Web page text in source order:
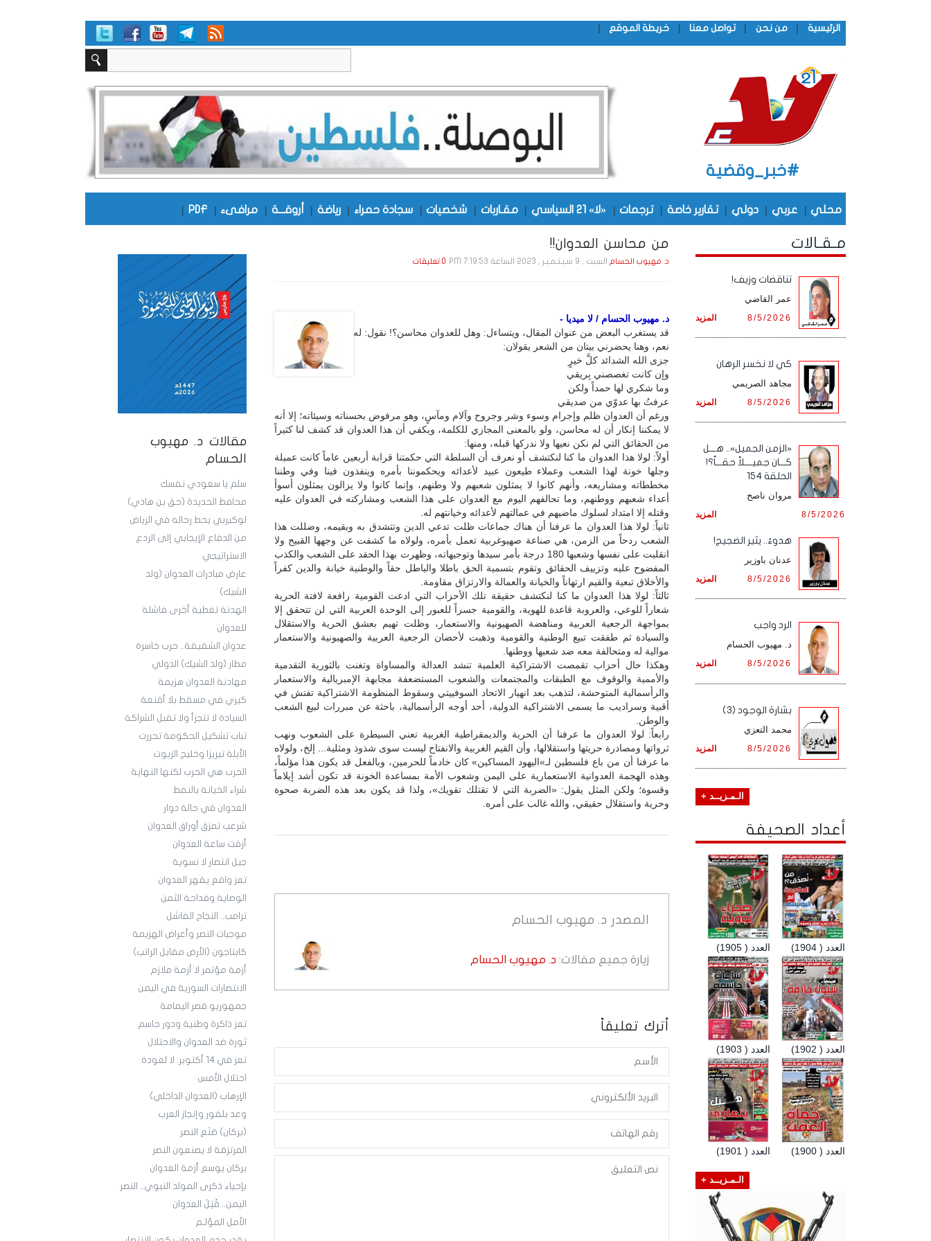
الرئيسية | من نحن | تواصل معنا | خريطة الموقع |
#خبر_وقضية
محلي | عربي | دولي | تقارير خاصة | ترجمات | «لا» 21 السياسي | مقـاربات | شخصيات | سجادة حمراء | رياضة | أروقـــة | مرافىء |
PDF
|
مقالات د. مهيوب
الحسام
سلم يا سعودي نفسك
محافظ الحديدة (حق بن هادي)
لوكيربي يحط رحاله في الرياض
من الدفاع الإيجابي إلى الردع
الاستراتيجي
عارض مبادرات العدوان (ولد
الشيك)
الهدنة تغطية أخرى فاشلة
للعدوان
عدوان الشقيقة.. حرب خاسرة
مطار (ولد الشيك) الدولي
مهادنة العدوان هزيمة
كيري في مسقط بلا أقنعة
السيادة لا تتجزأ ولا تقبل الشراكة
تباب تشكيل الحكومة تحررت
الأبلة تيريزا وخليج الزيوت
الحرب هي الحرب لكنها النهاية
شراء الخيانة بالنفط
العدوان في حالة دوار
شرعب تمزق أوراق العدوان
أزفت ساعة العدوان
جيل انتصار لا تسوية
تعز واقع يقهر العدوان
الوصاية وفداحة الثمن
ترامب.. النجاح الفاشل
موجبات النصر وأعراض الهزيمة
كابتاجون (الأرض مقابل الراتب)
أزمة مؤتمر لا أزمة ملازم
الانتصارات السورية في اليمن
جمهوريو قصر اليمامة
تعز ذاكرة وطنية ودور حاسم
ثورة ضد العدوان والاحتلال
تعز في 14 أكتوبر: لا لعودة
احتلال الأمس
الإرهاب (العدوان الداخلي)
وعد بلفور وإنجاز العرب
(بركان) صَنَع النصر
المرتزقة لا يصنعون النصر
بركان يوسع أزمة العدوان
بإحياء ذكرى المولد النبوي.. النصر
اليمن.. قُتِلَ العدوان
الأمل المؤلـم
من محاسن العدوان!!
د. مهيوب الحسام السبت , 9 سـبـتـمـبـر , 2023 الساعة 7:19:53 PM 0 تعليقات
د. مهيوب الحسام / لا ميديا -
قد يستغرب البعض من عنوان المقال، ويتساءل: وهل للعدوان محاسن؟! نقول: له
نعم، وهنا يحضرني بيتان من الشعر يقولان:
جزى الله الشدائد كلَّ خيرٍ
وإن كانت تغصصني بِريقي
وما شكري لها حمداً ولكن
عرفتُ بها عدوّي من صديقي
ورغم أن العدوان ظلم وإجرام وسوء وشر وجروح وآلام ومآسٍ، وهو مرفوض بحسناته وسيئاته؛ إلا أنه
لا يمكننا إنكار أن له محاسن، ولو بالمعنى المجازي للكلمة، ويكفي أن هذا العدوان قد كشف لنا كثيراً
من الحقائق التي لم نكن نعيها ولا ندركها قبله، ومنها:
أولاً: لولا هذا العدوان ما كنا لنكتشف أو نعرف أن السلطة التي حكمتنا قرابة أربعين عاماً كانت عميلة
وجلها خونة لهذا الشعب وعملاء طيعون عبيد لأعدائه ويحكموننا بأمره وينفذون فينا وفي وطننا
مخططاته ومشاريعه، وأنهم كانوا لا يمثلون شعبهم ولا وطنهم، وإنما كانوا ولا يزالون يمثلون أسوأ
أعداء شعبهم ووطنهم، وما تحالفهم اليوم مع العدوان على هذا الشعب ومشاركته في العدوان عليه
وقتله إلا امتداد لسلوك ماضيهم في عمالتهم لأعدائه وخيانتهم له.
ثانياً: لولا هذا العدوان ما عرفنا أن هناك جماعات ظلت تدعي الدين وتتشدق به وبقيمه، وضللت هذا
الشعب ردحاً من الزمن، هي صناعة صهيوغربية تعمل بأمره، ولولاه ما كشفت عن وجهها القبيح ولا
انقلبت على نفسها وشعبها 180 درجة بأمر سيدها وتوجيهاته، وظهرت بهذا الحقد على الشعب والكذب
المفضوح عليه وتزييف الحقائق وتقوم بتسمية الحق باطلا والباطل حقاً والوطنية خيانة والدين كفراً
والأخلاق تبعية والقيم ارتهاناً والخيانة والعمالة والارتزاق مقاومة.
ثالثاً: لولا هذا العدوان ما كنا لنكتشف حقيقة تلك الأحزاب التي ادعت القومية رافعة لافتة الحرية
شعاراً للوعي، والعروبة قاعدة للهوية، والقومية جسراً للعبور إلى الوحدة العربية التي لن تتحقق إلا
بمواجهة الرجعية العربية ومناهضة الصهيونية والاستعمار، وظلت تهيم بعشق الحرية والاستقلال
والسيادة ثم طفقت تبيع الوطنية والقومية وذهبت لأحضان الرجعية العربية والصهيونية والاستعمار
موالية له ومتحالفة معه ضد شعبها ووطنها.
وهكذا حال أحزاب تقمصت الاشتراكية العلمية تنشد العدالة والمساواة وتغنت بالثورية التقدمية
والأممية والوقوف مع الطبقات والمجتمعات والشعوب المستضعفة مجابهة الإمبريالية والاستعمار
والرأسمالية المتوحشة، لتذهب بعد انهيار الاتحاد السوفييتي وسقوط المنظومة الاشتراكية تفتش في
أقبية وسراديب ما يسمى الاشتراكية الدولية، أحد أوجه الرأسمالية، باحثة عن مبررات لبيع الشعب
والوطن.
رابعاً: لولا العدوان ما عرفنا أن الحرية والديمقراطية الغربية تعني السيطرة على الشعوب ونهب
ثرواتها ومصادرة حريتها واستقلالها، وأن القيم الغربية والانفتاح ليست سوى شذوذ ومثلية... إلخ، ولولاه
ما عرفنا أن من باع فلسطين لـ»اليهود المساكين» كان خادماً للحرمين، وبالفعل قد يكون هذا مؤلماً،
وهذه الهجمة العدوانية الاستعمارية على اليمن وشعوب الأمة بمساعدة الخونة قد تكون أشد إيلاماً
وقسوة؛ ولكن المثل يقول: «الضربة التي لا تقتلك تقويك»، ولذا قد يكون بعد هذه الضربة صحوة
وحرية واستقلال حقيقي، والله غالب على أمره.
المصدر د. مهيوب الحسام
زيارة جميع مقالات: د. مهيوب الحسام
أترك تعليقاً
مـقـالات
تناقضات وزيف!
عمر القاضي
المزيد 8/5/2026
كي لا نخسر الرهان
مجاهد الصريمي
المزيد 8/5/2026
«الزمن الجميل».. هـــل
كـــان جميــــلاً حقـــاً؟!
الحلقة 154
مروان ناصح
المزيد 8/5/2026
هدوءٌ.. يثير الضجيج!
عدنان باوزير
المزيد 8/5/2026
الرد واجب
د. مهيوب الحسام
المزيد 8/5/2026
بشارة الوجود (3)
محمد التعزي
المزيد 8/5/2026
الـمـزيــد +
أعداد الصحيفة
العدد ( 1905) العدد ( 1904)
العدد ( 1903) العدد ( 1902)
العدد ( 1901) العدد ( 1900)
الـمـزيــد +